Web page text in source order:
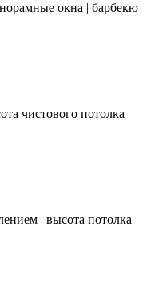
окна | барбекю
чистового потолка
| высота потолка